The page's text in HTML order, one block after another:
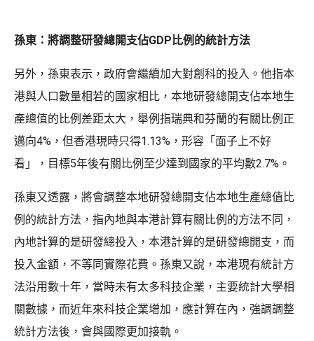
孫東：將調整研發總開支佔GDP比例的統計方法
另外，孫東表示，政府會繼續加大對創科的投入。他指本
港與人口數量相若的國家相比，本地研發總開支佔本地生
產總值的比例差距太大，舉例指瑞典和芬蘭的有關比例正
邁向4%，但香港現時只得1.13%，形容「面子上不好
看」，目標5年後有關比例至少達到國家的平均數2.7%。
孫東又透露，將會調整本地研發總開支佔本地生產總值比
例的統計方法，指內地與本港計算有關比例的方法不同，
內地計算的是研發總投入，本港計算的是研發總開支，而
投入金額，不等同實際花費。孫東又說，本港現有統計方
法沿用數十年，當時未有太多科技企業，主要統計大學相
關數據，而近年來科技企業增加，應計算在內，強調調整
統計方法後，會與國際更加接軌。